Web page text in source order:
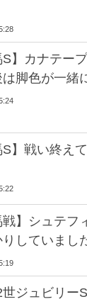
S】カナテ
脚色が一緒
S】戦い終えて
戦】シュテ
していまし
世ジュビリ